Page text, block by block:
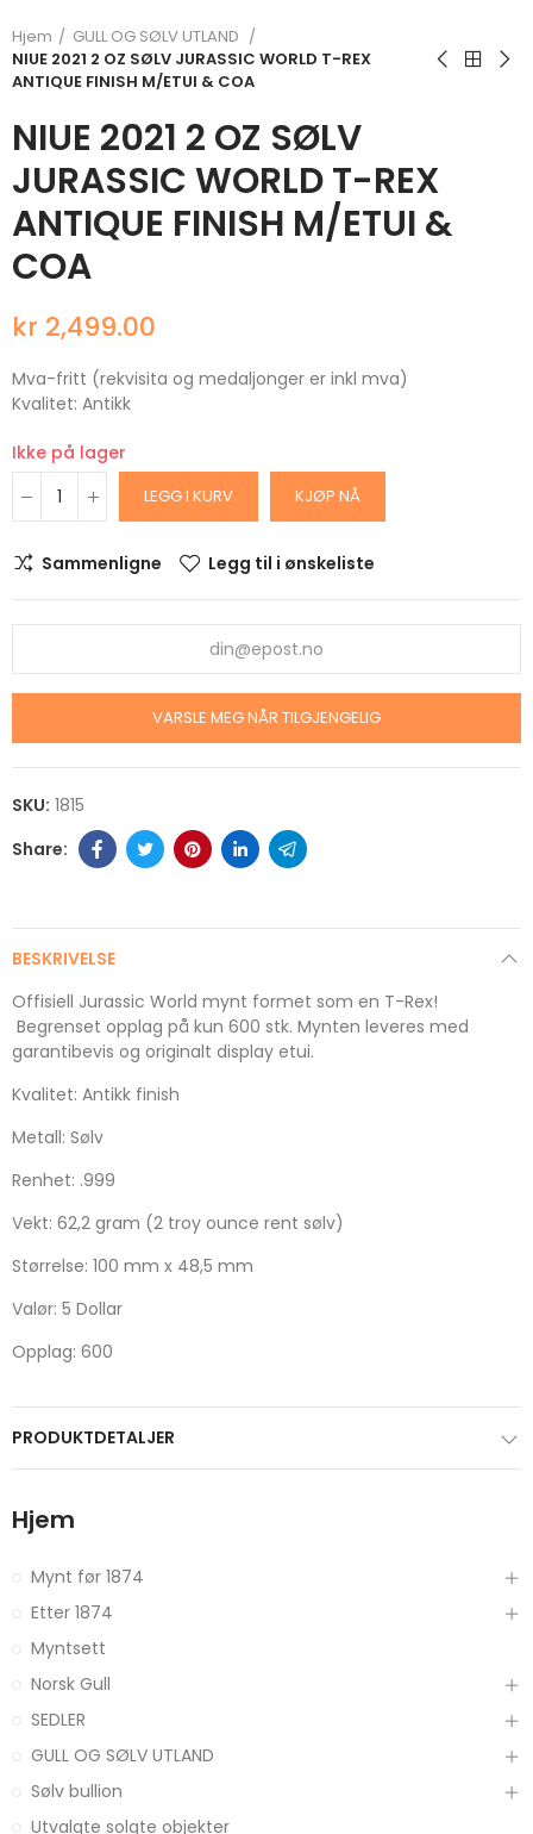
Hjem
GULL OG SØLV UTLAND
NIUE 2021 2 OZ SØLV JURASSIC WORLD T-REX
ANTIQUE FINISH M/ETUI & COA
NIUE 2021 2 OZ SØLV
JURASSIC WORLD T-REX
ANTIQUE FINISH M/ETUI &
COA
kr 2,499.00
Mva-fritt (rekvisita og medaljonger er inkl mva)
Kvalitet: Antikk
Ikke på lager
LEGG I KURV KJØP NÅ
Sammenligne Legg til i ønskeliste
VARSLE MEG NÅR TILGJENGELIG
SKU: 1815
BESKRIVELSE
Offisiell Jurassic World mynt formet som en T-Rex!
Begrenset opplag på kun 600 stk. Mynten leveres med
garantibevis og originalt display etui.
Kvalitet: Antikk finish
Metall: Sølv
Renhet: .999
Vekt: 62,2 gram (2 troy ounce rent sølv)
Størrelse: 100 mm x 48,5 mm
Valør: 5 Dollar
Opplag: 600
PRODUKTDETALJER
Hjem
Mynt før 1874
Etter 1874
Myntsett
Norsk Gull
SEDLER
GULL OG SØLV UTLAND
Sølv bullion
Utvalgte solgte objekter